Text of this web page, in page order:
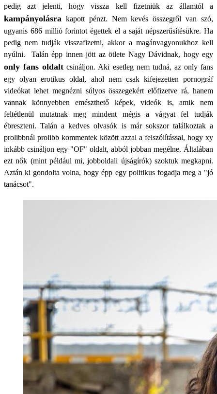
pedig azt jelenti, hogy vissza kell fizetniük az államtól a
kampányolásra kapott pénzt. Nem kevés összegről van szó,
ugyanis 686 millió forintot égettek el a saját népszerűsítésükre. Ha
pedig nem tudják visszafizetni, akkor a magánvagyonukhoz kell
nyúlni. Talán épp innen jött az ötlete Nagy Dávidnak, hogy egy
only fans oldalt csináljon. Aki esetleg nem tudná, az only fans
egy olyan erotikus oldal, ahol nem csak kifejezetten pornográf
videókat lehet megnézni súlyos összegekért előfizetve rá, hanem
vannak könnyebben emészthető képek, videók is, amik nem
feltétlenül mutatnak meg mindent mégis a vágyat fel tudják
ébreszteni. Talán a kedves olvasók is már sokszor találkoztak a
prolibbnál prolibb kommentek között azzal a felszólítással, hogy xy
inkább csináljon egy "OF" oldalt, abból jobban megélne. Általában
ezt nők (mint például mi, jobboldali újságírók) szoktuk megkapni.
Aztán ki gondolta volna, hogy épp egy politikus fogadja meg a "jó
tanácsot".